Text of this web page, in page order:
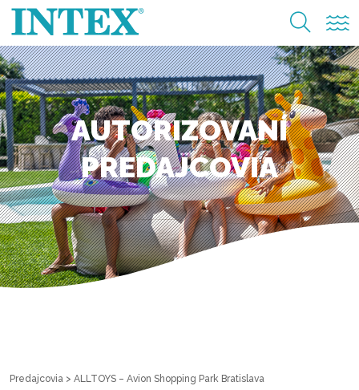
AUTORIZOVANÍ
PREDAJCOVIA
Predajcovia > ALLTOYS – Avion Shopping Park Bratislava